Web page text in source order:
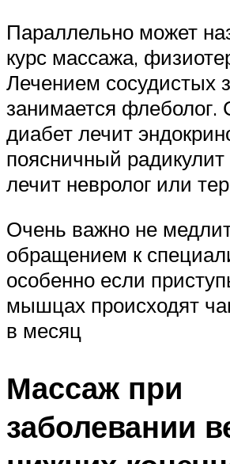
Параллельно может
курс массажа,
Лечением сосудистых
занимается флеболог.
диабет лечит
поясничный
лечит невролог или
Очень важно не
обращением к
особенно если
мышцах происходят
в месяц
Массаж при
заболевании